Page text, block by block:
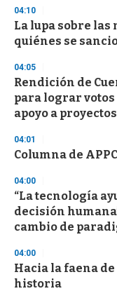
d
s
04:10
La lupa sobre
quiénes se
04:05
Rendición de
para lograr
apoyo a
04:01
Columna de
04:00
“La tecnología
decisión
cambio de
04:00
Hacia la faena
historia